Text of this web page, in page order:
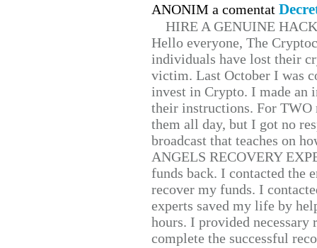
ANONIM a comentat
HIRE A GENUINE
Hello everyone, The
individuals have lost their
victim. Last October I was
invest in Crypto. I made
their instructions. For TWO
them all day, but I got no
broadcast that teaches on
ANGELS RECOVERY
funds back. I contacted the
recover my funds. I
experts saved my life by
hours. I provided
complete the successful